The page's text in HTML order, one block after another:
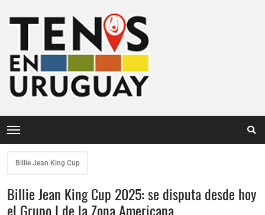
Billie Jean King Cup
Billie Jean King Cup 2025: se disputa desde hoy
el Grupo I de la Zona Americana